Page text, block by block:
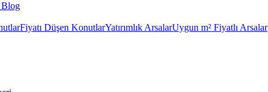
Blog
Fiyatı Düşen KonutlarYatırımlık ArsalarUygun m² Fiyatlı Arsalar